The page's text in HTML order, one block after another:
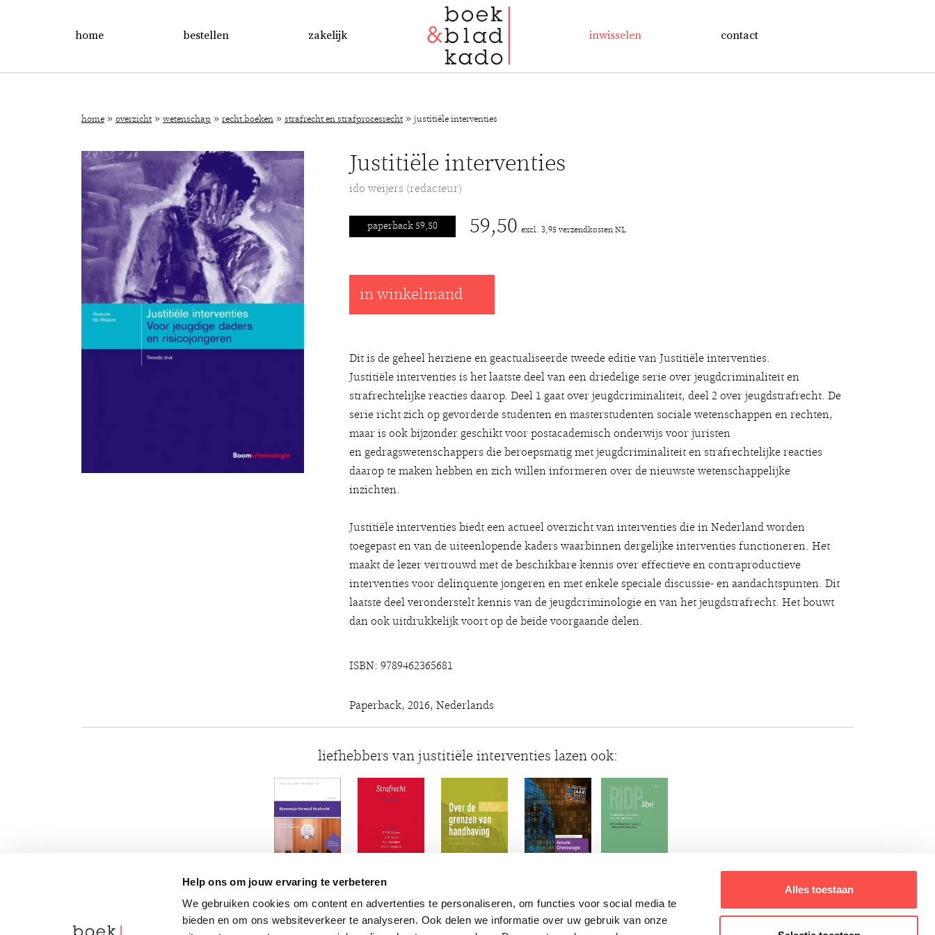
Help ons om jouw ervaring te verbeteren
We gebruiken cookies om content en advertenties te personaliseren, om functies voor social media te
bieden en om ons websiteverkeer te analyseren. Ook delen we informatie over uw gebruik van onze
Alles toestaan
home bestellen zakelijk inwisselen contact
home » overzicht » wetenschap » recht boeken » strafrecht en strafprocesrecht » justitiële interventies
Justitiële interventies
ido weijers (redacteur)
paperback 59,50 59,50 excl. 3,95 verzendkosten NL
in winkelmand
Dit is de geheel herziene en geactualiseerde tweede editie van Justitiële interventies.
Justitiële interventies is het laatste deel van een driedelige serie over jeugdcriminaliteit en
strafrechtelijke reacties daarop. Deel 1 gaat over jeugdcriminaliteit, deel 2 over jeugdstrafrecht. De
serie richt zich op gevorderde studenten en masterstudenten sociale wetenschappen en rechten,
maar is ook bijzonder geschikt voor postacademisch onderwijs voor juristen
en gedragswetenschappers die beroepsmatig met jeugdcriminaliteit en strafrechtelijke reacties
daarop te maken hebben en zich willen informeren over de nieuwste wetenschappelijke
inzichten.
Justitiële interventies biedt een actueel overzicht van interventies die in Nederland worden
toegepast en van de uiteenlopende kaders waarbinnen dergelijke interventies functioneren. Het
maakt de lezer vertrouwd met de beschikbare kennis over effectieve en contraproductieve
interventies voor delinquente jongeren en met enkele speciale discussie- en aandachtspunten. Dit
laatste deel veronderstelt kennis van de jeugdcriminologie en van het jeugdstrafrecht. Het bouwt
dan ook uitdrukkelijk voort op de beide voorgaande delen.
ISBN: 9789462365681
Paperback, 2016, Nederlands
liefhebbers van justitiële interventies lazen ook: